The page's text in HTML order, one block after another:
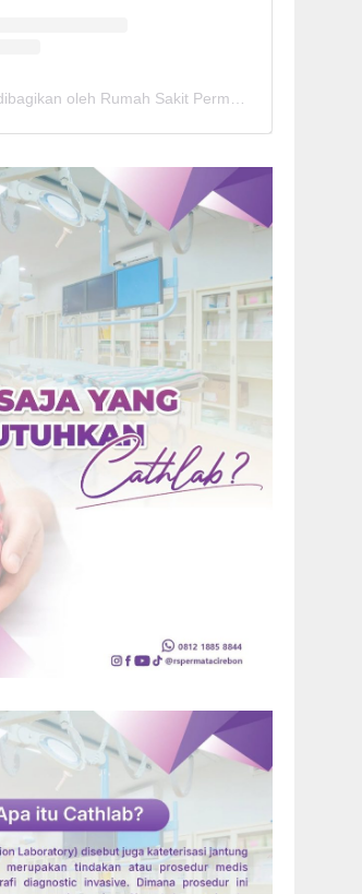
Sebuah kiriman dibagikan oleh Rumah Sakit Permata Cirebon (@rspermatacirebon)